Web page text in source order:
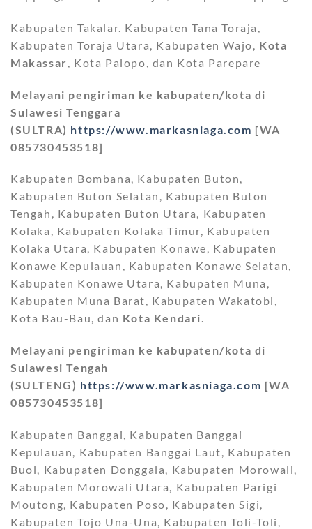
Kabupaten Takalar. Kabupaten Tana Toraja,
Kabupaten Toraja Utara, Kabupaten Wajo, Kota
Makassar
, Kota Palopo, dan Kota Parepare
Melayani pengiriman ke kabupaten/kota di
Sulawesi Tenggara
(SULTRA) https://www.markasniaga.com [WA
085730453518]
Kabupaten Bombana, Kabupaten Buton,
Kabupaten Buton Selatan, Kabupaten Buton
Tengah, Kabupaten Buton Utara, Kabupaten
Kolaka, Kabupaten Kolaka Timur, Kabupaten
Kolaka Utara, Kabupaten Konawe, Kabupaten
Konawe Kepulauan, Kabupaten Konawe Selatan,
Kabupaten Konawe Utara, Kabupaten Muna,
Kabupaten Muna Barat, Kabupaten Wakatobi,
Kota Bau-Bau, dan Kota Kendari.
Melayani pengiriman ke kabupaten/kota di
Sulawesi Tengah
(SULTENG) https://www.markasniaga.com [WA
085730453518]
Kabupaten Banggai, Kabupaten Banggai
Kepulauan, Kabupaten Banggai Laut, Kabupaten
Buol, Kabupaten Donggala, Kabupaten Morowali,
Kabupaten Morowali Utara, Kabupaten Parigi
Moutong, Kabupaten Poso, Kabupaten Sigi,
Kabupaten Tojo Una-Una, Kabupaten Toli-Toli,